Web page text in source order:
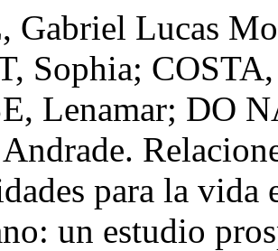
Gabriel Lucas
Sophia;
Lenamar; DO
para la vida
un estudio